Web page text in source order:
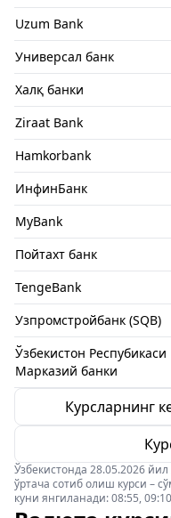
Uzum Bank
Универсал банк
Халқ банки
Ziraat Bank
Hamkorbank
ИнфинБанк
MyBank
Пойтахт банк
TengeBank
Узпромстройбанк (SQB)
Ўзбекистон Респубикаси
Марказий банки
Курсларнинг
Ўзбекистонда 28.05.2026
ўртача сотиб олиш курси –
куни янгиланади: 08:55,